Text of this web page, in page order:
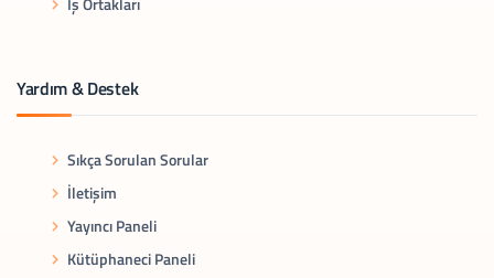
Yardım & Destek
Sıkça Sorulan Sorular
İletişim
Yayıncı Paneli
Kütüphaneci Paneli